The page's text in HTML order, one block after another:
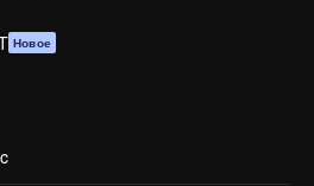
Новое